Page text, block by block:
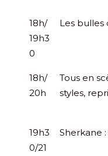
18h/
19h3
0
Les bulles
18h/
20h
Tous en
styles,
19h3
0/21
Sherkane